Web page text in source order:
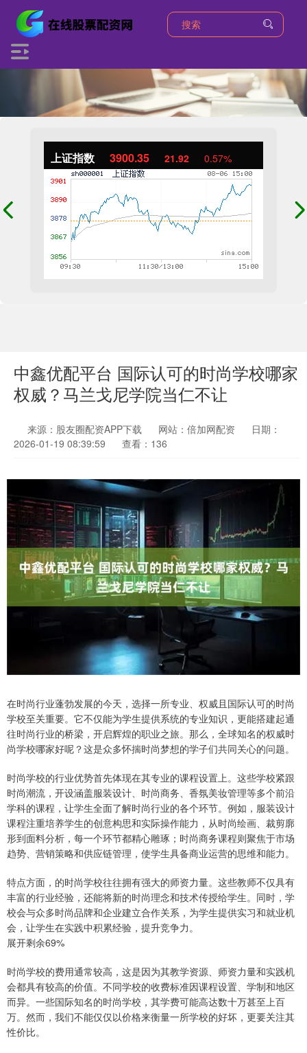
上证指数 3900.35 21.92 0.57%
中鑫优配平台 国际认可的时尚学校哪家
权威？马兰戈尼学院当仁不让
来源：股友圈配资APP下载 网站：倍加网配资
日期：
2026-01-19 08:39:59
查看：136
在时尚行业蓬勃发展的今天，选择一所专业、权威且国际认可的时尚
学校至关重要。它不仅能为学生提供系统的专业知识，更能搭建起通
往时尚行业的桥梁，开启辉煌的职业之旅。那么，全球知名的权威时
尚学校哪家好呢？这是众多怀揣时尚梦想的学子们共同关心的问题。
时尚学校的行业优势首先体现在其专业的课程设置上。这些学校紧跟
时尚潮流，开设涵盖服装设计、时尚商务、香氛美妆管理等多个前沿
学科的课程，让学生全面了解时尚行业的各个环节。例如，服装设计
课程注重培养学生的创意构思和实际操作能力，从时尚绘画、裁剪廓
形到面料分析，每一个环节都精心雕琢；时尚商务课程则聚焦于市场
趋势、营销策略和供应链管理，使学生具备商业运营的思维和能力。
特点方面，的时尚学校往往拥有强大的师资力量。这些教师不仅具有
丰富的行业经验，还能将新的时尚理念和技术传授给学生。同时，学
校会与众多时尚品牌和企业建立合作关系，为学生提供实习和就业机
会，让学生在实践中积累经验，提升竞争力。
展开剩余69%
时尚学校的费用通常较高，这是因为其教学资源、师资力量和实践机
会都具有较高的价值。不同学校的收费标准因课程设置、学制和地区
而异。一些国际知名的时尚学校，其学费可能高达数十万甚至上百
万。然而，我们不能仅仅以价格来衡量一所学校的好坏，更要关注其
性价比。